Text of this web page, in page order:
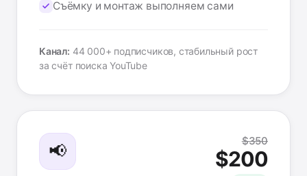
Съёмку и монтаж выполняем сами
Канал: 44 000+ подписчиков, стабильный рост
за счёт поиска YouTube
📢 $350
$200